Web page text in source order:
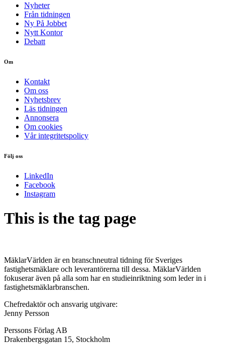
Nyheter
Från tidningen
Ny På Jobbet
Nytt Kontor
Debatt
Om
Kontakt
Om oss
Nyhetsbrev
Läs tidningen
Annonsera
Om cookies
Vår integritetspolicy
Följ oss
LinkedIn
Facebook
Instagram
This is the tag page
MäklarVärlden är en branschneutral tidning för Sveriges
fastighetsmäklare och leverantörerna till dessa. MäklarVärlden
fokuserar även på alla som har en studieinriktning som leder in i
fastighetsmäklarbranschen.
Chefredaktör och ansvarig utgivare:
Jenny Persson
Perssons Förlag AB
Drakenbergsgatan 15, Stockholm